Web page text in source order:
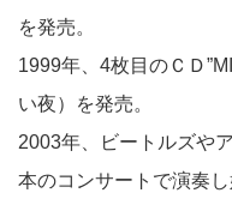
を発売。
1999年、4枚目のＣＤ
い夜）を発売。
2003年、ビートルズや
本のコンサートで演奏し